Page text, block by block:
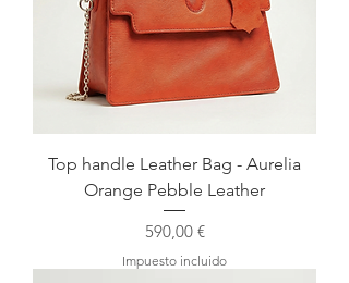
Top handle Leather Bag - Aurelia
Orange Pebble Leather
Precio
590,00 €
Impuesto incluido